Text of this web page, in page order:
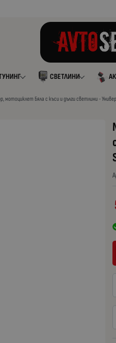
СВЕТЛИНИ
мотоциклет Бяла с къси и дълги светлини -